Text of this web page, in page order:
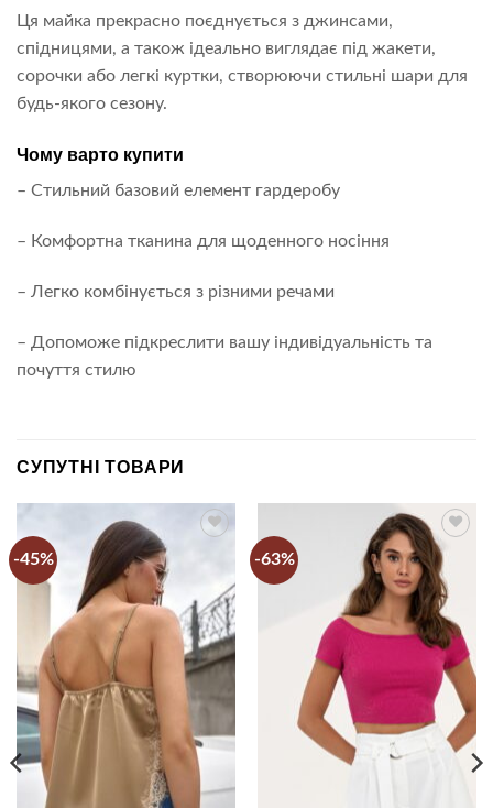
Ця майка прекрасно поєднується з джинсами,
спідницями, а також ідеально виглядає під жакети,
сорочки або легкі куртки, створюючи стильні шари для
будь-якого сезону.
Чому варто купити
– Стильний базовий елемент гардеробу
– Комфортна тканина для щоденного носіння
– Легко комбінується з різними речами
– Допоможе підкреслити вашу індивідуальність та
почуття стилю
СУПУТНІ ТОВАРИ
-45% -63%